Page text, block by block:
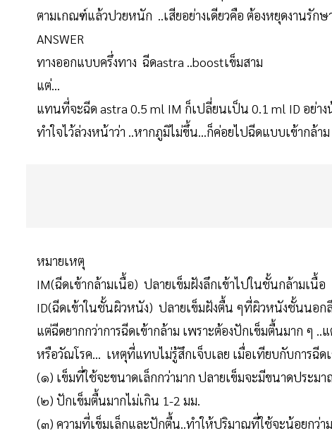
ตามเกณฑ์แล้วปวยหนัก ..เสียอย่างเดียวคือ ต้องหยุดงานรัก
ANSWER
ทางออกแบบครึ่งทาง ฉีดastra ..boostเข็มสาม
แต่...
แทนที่จะฉีด astra 0.5 ml IM ก็เปลี่ยนเป็น 0.1 ml ID อย่าง
ทำใจไว้ล่วงหน้าว่า ..หากภูมิไม่ขึ้น...ก็ค่อยไปฉีดแบบเข้ากล้า
หมายเหตุ
IM(ฉีดเข้ากล้ามเนื้อ) ปลายเข็มฝังลึกเข้าไปในชั้นกล้ามเนื้อ
ID(ฉีดเข้าในชั้นผิวหนัง) ปลายเข็มฝังตื้น ๆที่ผิวหนังชั้นนอ
แต่ฉีดยากกว่าการฉีดเข้ากล้าม เพราะต้องปักเข็มตื้นมาก ๆ
หรือวัณโรค... เหตุที่แทบไม่รู้สึกเจ็บเลย เมื่อเทียบกับการฉีด
(๑) เข็มที่ใช้จะขนาดเล็กกว่ามาก ปลายเข็มจะมีขนาดประม
(๒) ปักเข็มตื้นมากไม่เกิน 1-2 มม.
(๓) ความที่เข็มเล็กและปักตื้น..ทำให้ปริมาณที่ใช้จะน้อยกว่า